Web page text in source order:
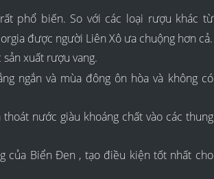
phổ biến. So với các loại rượu khác từ
được người Liên Xô ưa chuộng hơn cả.
xuất rượu vang.
ngắn và mùa đông ôn hòa và không có
nước giàu khoáng chất vào các thung
của Biển Đen , tạo điều kiện tốt nhất cho